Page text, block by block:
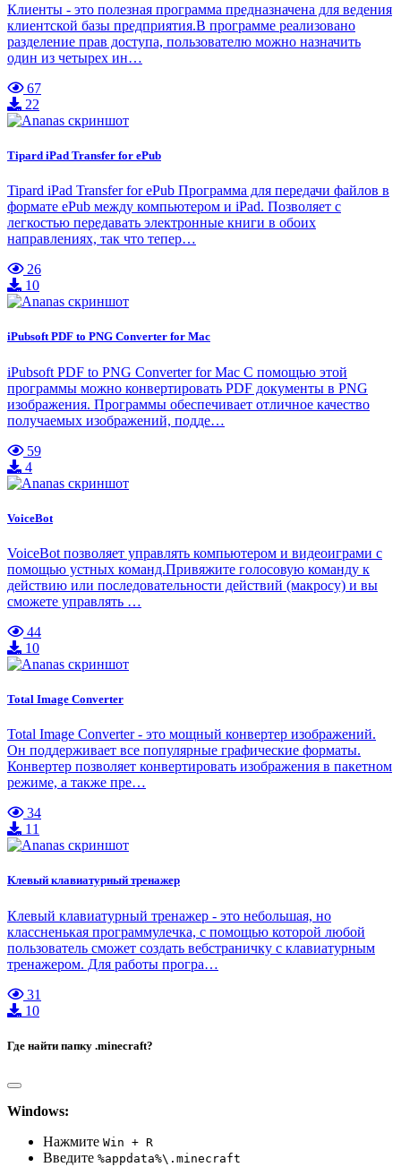
Клиенты - это полезная программа предназначена для ведения
клиентской базы предприятия.В программе реализовано
разделение прав доступа, пользователю можно назначить
один из четырех ин…
67
22
Tipard iPad Transfer for ePub
Tipard iPad Transfer for ePub Программа для передачи файлов в
формате ePub между компьютером и iPad. Позволяет с
легкостью передавать электронные книги в обоих
направлениях, так что тепер…
26
10
iPubsoft PDF to PNG Converter for Mac
iPubsoft PDF to PNG Converter for Mac С помощью этой
программы можно конвертировать PDF документы в PNG
изображения. Программы обеспечивает отличное качество
получаемых изображений, подде…
59
4
VoiceBot
VoiceBot позволяет управлять компьютером и видеоиграми с
помощью устных команд.Привяжите голосовую команду к
действию или последовательности действий (макросу) и вы
сможете управлять …
44
10
Total Image Converter
Total Image Converter - это мощный конвертер изображений.
Он поддерживает все популярные графические форматы.
Конвертер позволяет конвертировать изображения в пакетном
режиме, а также пре…
34
11
Клевый клавиатурный тренажер
Клевый клавиатурный тренажер - это небольшая, но
классненькая программулечка, с помощью которой любой
пользователь сможет создать вебстраничку с клавиатурным
тренажером. Для работы програ…
31
10
Где найти папку .minecraft?
Windows:
Нажмите Win + R
Введите %appdata%\.minecraft